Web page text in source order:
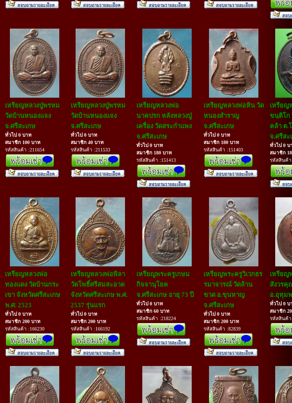
เหรียญหลวงปู่พรหม
วัดบ้านหนองแจง
จ.ศรีสะเกษ
ทั่วไป 0 บาท
สมาชิก 100 บาท
รหัสสินค้า :211654
เหรียญหลวงปู่พรหม
วัดบ้านหนองแจง
จ.ศรีสะเกษ
ทั่วไป 0 บาท
สมาชิก 40 บาท
รหัสสินค้า :211533
เหรียญหลวงพ่อ
นาคปรก หลังหลวงปู่
เครื่อง วัดสระกำแพง
จ.ศรีสะเกษ
ทั่วไป 0 บาท
สมาชิก 180 บาท
รหัสสินค้า :151413
เหรียญหลวงพ่อหิน วัด
หนองสำราญ
จ.ศรีสะเกษ
ทั่วไป 0 บาท
สมาชิก 180 บาท
รหัสสินค้า :151403
เหรียญ
ขนฺติโก
คล้า ต.
จ.ศรีสะ
ทั่วไป 0 บ
สมาชิก
รหัสสินค้า
เหรียญหลวงพ่อ
ทองแดง วัดบ้านกระ
เขา จังหวัดศรีสะเกษ
พ.ศ. 2523
ทั่วไป 0 บาท
สมาชิก 200 บาท
รหัสสินค้า :166230
เหรียญหลวงพ่อพิลา
วัดโพธิ์ศรีสมสะอาด
จังหวัดศรีสะเกษ พ.ศ.
2537 รุ่นแรก
ทั่วไป 0 บาท
สมาชิก 200 บาท
รหัสสินค้า :166192
เหรียญพระครูเกษม
กิจจานุโยค
จ.ศรีสะเกษ อายุ 73 ปี
ทั่วไป 0 บาท
สมาชิก 60 บาท
รหัสสินค้า :218224
เหรียญพระครูวิเวกธร
รมาจารณ์ วัดล้าน
ขวด อ.ขุนหาญ
จ.ศรีสะเกษ
ทั่วไป 0 บาท
สมาชิก 200 บาท
รหัสสินค้า :82839
เหรียญ
สังวรคุ
อ.อุทุม
ทั่วไป 0 บ
สมาชิก
รหัสสินค้า